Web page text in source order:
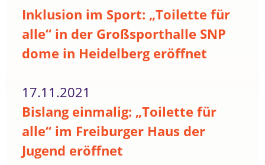
Inklusion im Sport: „Toilette für
alle“ in der Großsporthalle SNP
dome in Heidelberg eröffnet
17.11.2021
Bislang einmalig: „Toilette für
alle“ im Freiburger Haus der
Jugend eröffnet